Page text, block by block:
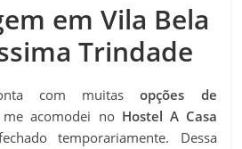
em Vila Bela
Trindade
com muitasopções de
me acomodei no Hostel A Casa
temporariamente. Dessa